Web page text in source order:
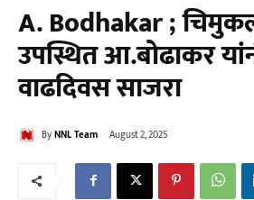
A. Bodhakar ;
उपस्थित आ.बोढाकर
वाढदिवस साजरा
ByNNL Team August 2, 2025